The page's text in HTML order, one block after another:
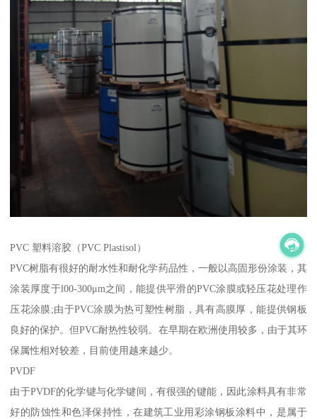
PVC 塑料溶胶（PVC Plastisol）
PVC树脂有很好的耐水性和耐化学药品性，一般以高固形份涂装，其
涂装厚度于l00-300μm之间，能提供平滑的PVC涂膜或轻压花处理作
压花涂膜;由于PVC涂膜为热可塑性树脂，具有高膜厚，能提供钢板
良好的保护。但PVC耐热性较弱。在早期在欧洲使用较多，由于其环
保属性相对较差，目前使用越来越少。
PVDF
由于PVDF的化学键与化学键间，有很强的键能，因此涂料具有非常
好的防蚀性和色泽保持性，在建筑工业用彩涂钢板涂料中，是属于